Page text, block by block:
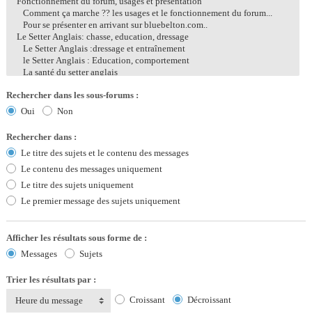
Rechercher dans les sous-forums :
Oui
Non
Rechercher dans :
Le titre des sujets et le contenu des messages
Le contenu des messages uniquement
Le titre des sujets uniquement
Le premier message des sujets uniquement
Afficher les résultats sous forme de :
Messages
Sujets
Trier les résultats par :
Heure du message
Croissant Décroissant